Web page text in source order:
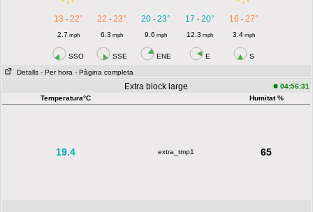
13 - 22° 22 -23° 20 -23° 17 -20° 16 -27°
2.7 mph 6.3 mph 9.6 mph 12.3 mph 3.4 mph
SSO SSE ENE E S
Detalls - Per hora - Pàgina completa
Extra block large
04:56:31
Temperatura°C
Humitat %
19.4 extra_tmp1 65